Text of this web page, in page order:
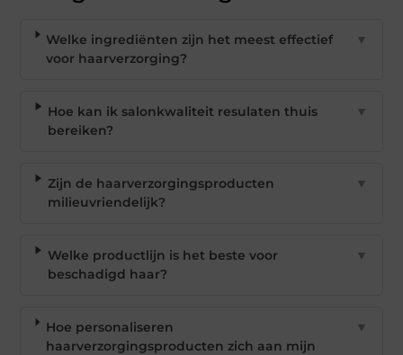
Welke ingrediënten zijn het meest effectief
voor haarverzorging?
▼
Hoe kan ik salonkwaliteit resulaten thuis
bereiken?
▼
Zijn de haarverzorgingsproducten
milieuvriendelijk?
▼
Welke productlijn is het beste voor
beschadigd haar?
▼
Hoe personaliseren
haarverzorgingsproducten zich aan mijn
▼